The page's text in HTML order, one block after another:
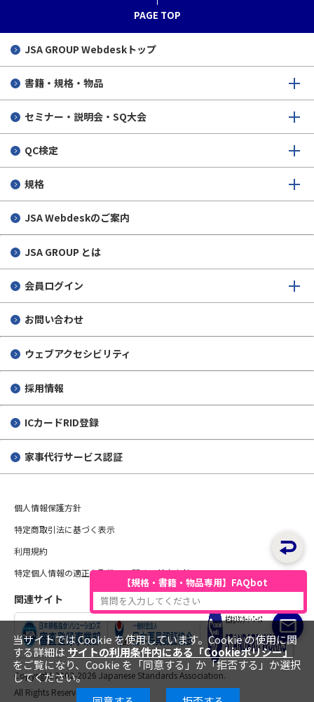
PAGE TOP
JSA GROUP Webdeskトップ
書籍・規格・物品
セミナー・説明会・SQ大会
QC検定
規格
JSA Webdeskのご案内
JSA GROUP とは
会員ログイン
お問い合わせ
ウェブアクセシビリティ
採用情報
ICカードRID登録
家事代行サービス認証
個人情報保護方針
特定商取引法に基づく表示
利用規約
特定個人情報の適正な取扱いに関する基本方針
関連サイト
Copyright 2002-2026 Japanese Standards Association.
All Rights Reserved.
当サイトでは Cookie を使用しています。Cookie の使用に関
する詳細は サイトの利用条件内にある「Cookieポリシー」
をご覧になり、Cookie を「同意する」か「拒否する」か選択
してください。
【規格・書籍・物品専用】FAQbot
質問を入力してください